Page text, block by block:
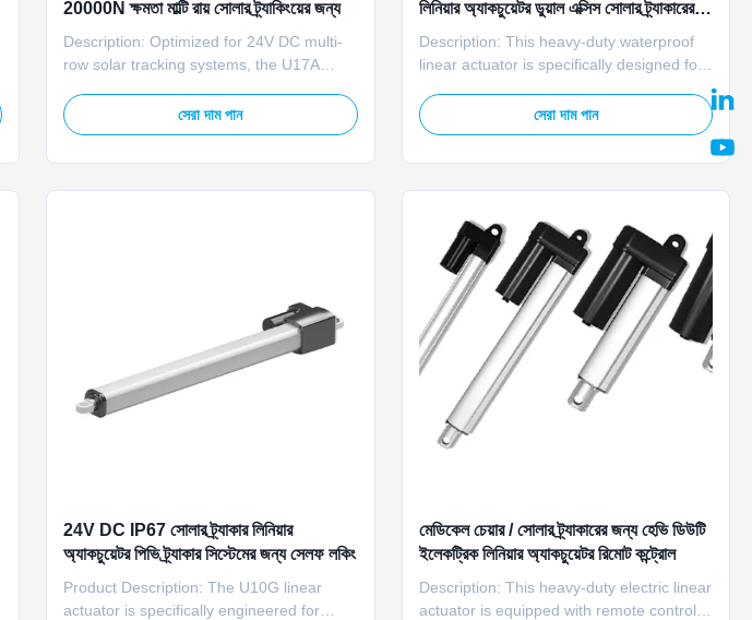
20000N ক্ষমতা মাল্টি রায় সোলার ট্র্যাকিংয়ের জন্য
Description: Optimized for 24V DC multi-
row solar tracking systems, the U17A
effective performance for commercial and
utility-scale solar farms. It supports the
সেরা দাম পান
লিনিয়ার অ্যাকচুয়েটর ডুয়াল এক্সিস সোলার ট্র্যাকারের
জন্য
Description: This heavy-duty waterproof
linear actuator is specifically designed for
36V DC power supply. It features IP65
waterproof protection and overload
সেরা দাম পান
24V DC IP67 সোলার ট্র্যাকার লিনিয়ার
অ্যাকচুয়েটর পিভি ট্র্যাকার সিস্টেমের জন্য সেলফ লকিং
Product Description: The U10G linear
actuator is specifically engineered for
মেডিকেল চেয়ার / সোলার ট্র্যাকারের জন্য হেভি ডিউটি ​​
ইলেকট্রিক লিনিয়ার অ্যাকচুয়েটর রিমোট কন্ট্রোল
Description: This heavy-duty electric linear
actuator is equipped with remote control